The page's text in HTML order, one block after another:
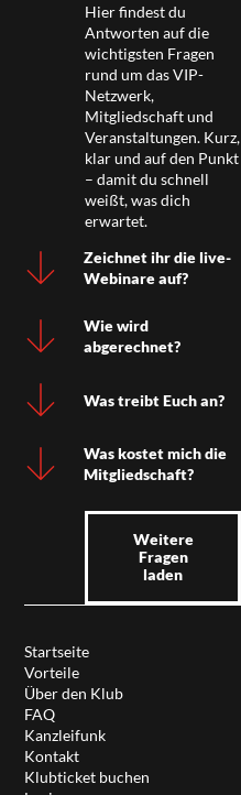
Hier findest du
Antworten auf die
wichtigsten Fragen
rund um das VIP-
Netzwerk,
Mitgliedschaft und
Veranstaltungen. Kurz,
klar und auf den Punkt
– damit du schnell
weißt, was dich
erwartet.
Zeichnet ihr die live-
Webinare auf?
Wie wird
abgerechnet?
Was treibt Euch an?
Was kostet mich die
Mitgliedschaft?
Weitere
Fragen
laden
Startseite
Vorteile
Über den Klub
FAQ
Kanzleifunk
Kontakt
Klubticket buchen